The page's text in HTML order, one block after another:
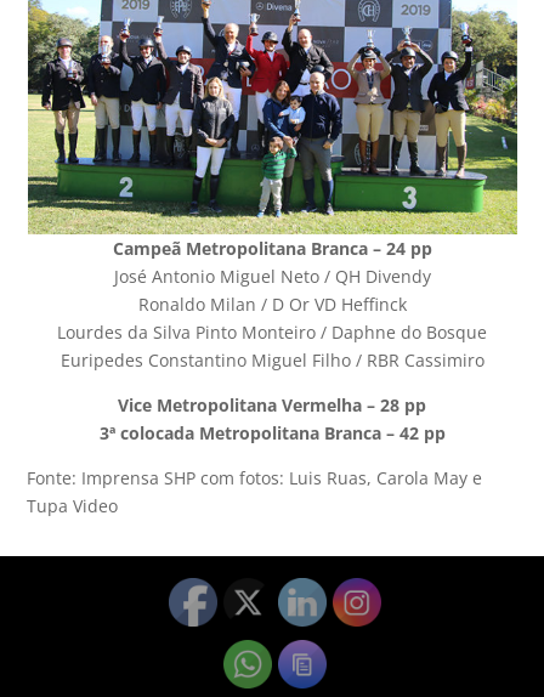
Campeã Metropolitana Branca – 24 pp
José Antonio Miguel Neto / QH Divendy
Ronaldo Milan / D Or VD Heffinck
Lourdes da Silva Pinto Monteiro / Daphne do Bosque
Euripedes Constantino Miguel Filho / RBR Cassimiro
Vice Metropolitana Vermelha – 28 pp
3ª colocada Metropolitana Branca – 42 pp
Fonte: Imprensa SHP com fotos: Luis Ruas, Carola May e
Tupa Video